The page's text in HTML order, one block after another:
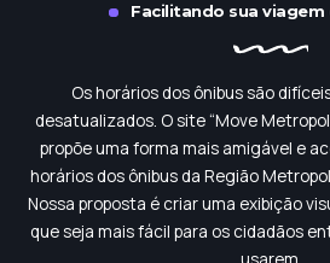
Facilitando sua viagem
Os horários dos ônibus são
desatualizados. O site “Move
propõe uma forma mais amigável e
horários dos ônibus da Região
Nossa proposta é criar uma exibição
que seja mais fácil para os cidadãos